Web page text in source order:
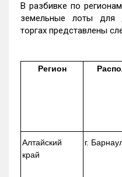
В разбивке по
земельные лоты для
торгах представлены
Регион
Алтайский
край
г.